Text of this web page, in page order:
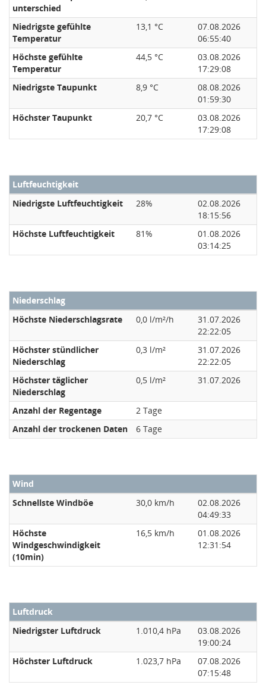
unterschied
Niedrigste gefühlte
Temperatur
13,1 °C
07.08.2026
06:55:40
Höchste gefühlte
Temperatur
44,5 °C
03.08.2026
17:29:08
Niedrigste Taupunkt
8,9 °C
08.08.2026
01:59:30
Höchster Taupunkt
20,7 °C
03.08.2026
17:29:08
Luftfeuchtigkeit
Niedrigste Luftfeuchtigkeit
28%
02.08.2026
18:15:56
Höchste Luftfeuchtigkeit
81%
01.08.2026
03:14:25
Niederschlag
Höchste Niederschlagsrate
0,0 l/m²/h
31.07.2026
22:22:05
Höchster stündlicher
Niederschlag
0,3 l/m²
31.07.2026
22:22:05
Höchster täglicher
Niederschlag
0,5 l/m² 31.07.2026
Anzahl der Regentage
2 Tage
Anzahl der trockenen Daten
6 Tage
Wind
Schnellste Windböe
30,0 km/h
02.08.2026
04:49:33
Höchste
Windgeschwindigkeit
(10min)
16,5 km/h
01.08.2026
12:31:54
Luftdruck
Niedrigster Luftdruck
1.010,4 hPa
03.08.2026
19:00:24
Höchster Luftdruck
1.023,7 hPa
07.08.2026
07:15:48